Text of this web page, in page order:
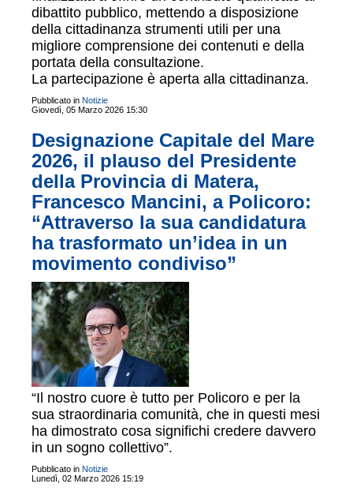
dibattito pubblico, mettendo a disposizione
della cittadinanza strumenti utili per una
migliore comprensione dei contenuti e della
portata della consultazione.
La partecipazione è aperta alla cittadinanza.
Pubblicato in Notizie
Giovedì, 05 Marzo 2026 15:30
Designazione Capitale del Mare
2026, il plauso del Presidente
della Provincia di Matera,
Francesco Mancini, a Policoro:
“Attraverso la sua candidatura
ha trasformato un’idea in un
movimento condiviso”
“Il nostro cuore è tutto per Policoro e per la
sua straordinaria comunità, che in questi mesi
ha dimostrato cosa significhi credere davvero
in un sogno collettivo”.
Pubblicato in Notizie
Lunedì, 02 Marzo 2026 15:19